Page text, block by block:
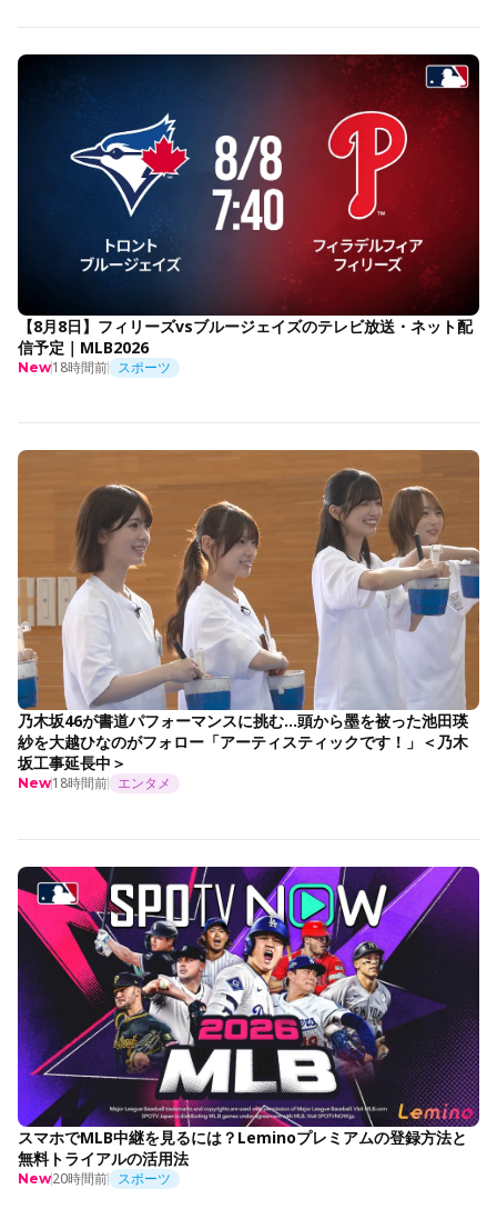
【8月8日】フィリーズvsブルージェイズのテレビ放送・ネット配
信予定｜MLB2026
New18時間前 スポーツ
乃木坂46が書道パフォーマンスに挑む…頭から墨を被った池田瑛
紗を大越ひなのがフォロー「アーティスティックです！」＜乃木
坂工事延長中＞
New18時間前 エンタメ
スマホでMLB中継を見るには？Leminoプレミアムの登録方法と
無料トライアルの活用法
New20時間前 スポーツ